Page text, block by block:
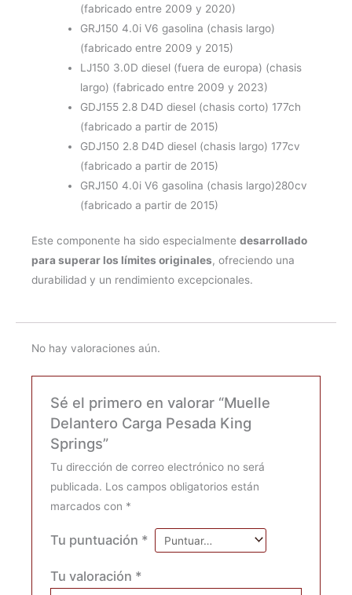
(fabricado entre 2009 y 2020)
GRJ150 4.0i V6 gasolina (chasis largo)
(fabricado entre 2009 y 2015)
LJ150 3.0D diesel (fuera de europa) (chasis
largo) (fabricado entre 2009 y 2023)
GDJ155 2.8 D4D diesel (chasis corto) 177ch
(fabricado a partir de 2015)
GDJ150 2.8 D4D diesel (chasis largo) 177cv
(fabricado a partir de 2015)
GRJ150 4.0i V6 gasolina (chasis largo)280cv
(fabricado a partir de 2015)
Este componente ha sido especialmente desarrollado
para superar los límites originales, ofreciendo una
durabilidad y un rendimiento excepcionales.
No hay valoraciones aún.
Sé el primero en valorar “Muelle
Delantero Carga Pesada King
Springs”
Tu dirección de correo electrónico no será
publicada. Los campos obligatorios están
marcados con *
Tu puntuación *
Tu valoración *